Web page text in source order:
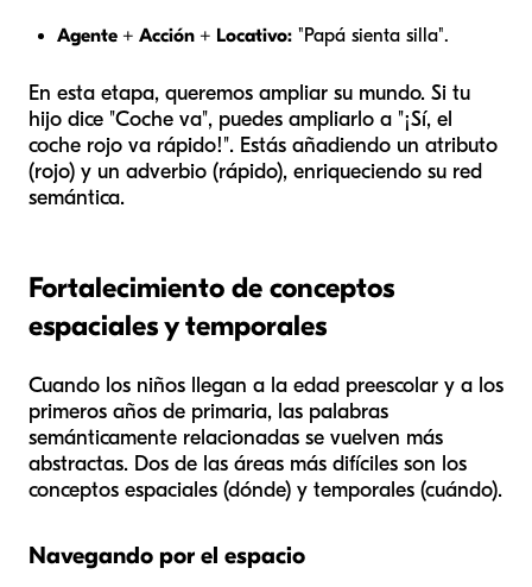
Agente + Acción + Locativo: "Papá sienta silla".
En esta etapa, queremos ampliar su mundo. Si tu
hijo dice "Coche va", puedes ampliarlo a "¡Sí, el
coche rojo va rápido!". Estás añadiendo un atributo
(rojo) y un adverbio (rápido), enriqueciendo su red
semántica.
Fortalecimiento de conceptos
espaciales y temporales
Cuando los niños llegan a la edad preescolar y a los
primeros años de primaria, las palabras
semánticamente relacionadas se vuelven más
abstractas. Dos de las áreas más difíciles son los
conceptos espaciales (dónde) y temporales (cuándo).
Navegando por el espacio